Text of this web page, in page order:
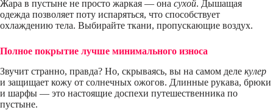
Жара в пустыне не просто жаркая — она сухой. Дышащая
одежда позволяет поту испаряться, что способствует
охлаждению тела. Выбирайте ткани, пропускающие воздух.
Полное покрытие лучше минимального износа
Звучит странно, правда? Но, скрываясь, вы на самом деле кулер
и защищает кожу от солнечных ожогов. Длинные рукава, брюки
и шарфы — это настоящие доспехи путешественника по
пустыне.